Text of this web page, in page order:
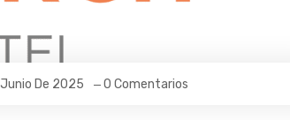
De 2025 0 Comentarios